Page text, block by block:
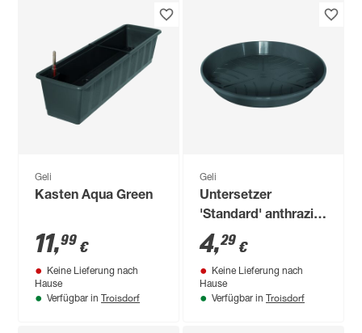
Geli
Kasten Aqua Green
11,99 €
Keine Lieferung nach
Hause
Verfügbar in Troisdorf
Geli
Untersetzer
'Standard' anthrazit
Ø 30 cm
4,29 €
Keine Lieferung nach
Hause
Verfügbar in Troisdorf